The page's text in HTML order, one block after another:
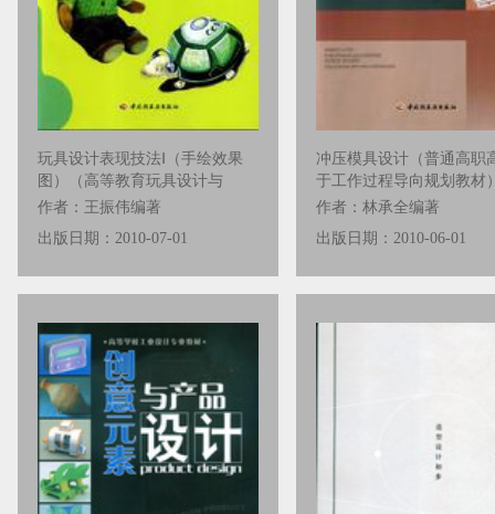
玩具设计表现技法Ⅰ（手绘效果
图）（高等教育玩具设计与
作者：王振伟编著
出版日期：2010-07-01
冲压模具设计（普通高职
于工作过程导向规划教材
作者：林承全编著
出版日期：2010-06-01